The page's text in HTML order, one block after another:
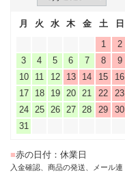
月 火 水 木 金 土
日
1
2
3
4 5 6 7 8
9
10
11 12 13 14 15
16
17
18 19 20 21 22
23
24
25 26 27 28 29
30
31
■赤の日付：休業日
入金確認、商品の発送、メール連